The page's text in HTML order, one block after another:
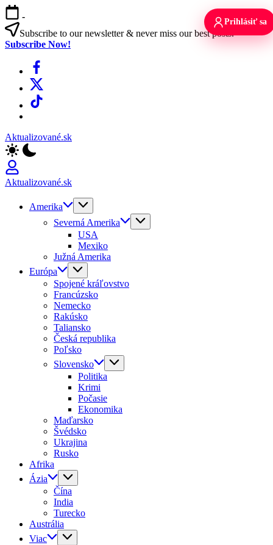
Skip
to
content
-
Subscribe to our newsletter & never miss our best posts.
Subscribe Now!
Facebook
X
TikTok
Aktualizované.sk
Aktualizované.sk
Amerika
Severná Amerika
USA
Mexiko
Južná Amerika
Európa
Spojené kráľovstvo
Francúzsko
Nemecko
Rakúsko
Taliansko
Česká republika
Poľsko
Slovensko
Politika
Krimi
Počasie
Ekonomika
Maďarsko
Švédsko
Ukrajina
Rusko
Afrika
Ázia
Čína
India
Turecko
Austrália
Viac
Prihlásiť sa